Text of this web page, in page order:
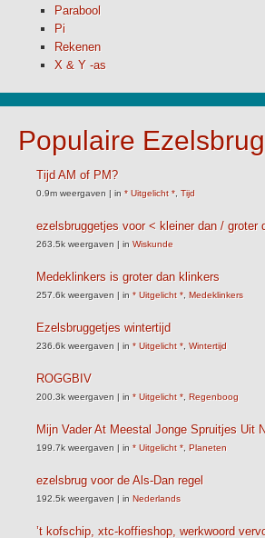
Parabool
Pi
Rekenen
X & Y -as
Populaire
Tijd AM of PM?
0.9m weergaven | in * Uitgelicht * Tijd
ezelsbruggetjes voor < kleiner dan / groter
263.5k weergaven | in Wiskunde
Medeklinkers is groter dan klinkers
257.6k weergaven | in * Uitgelicht * Medeklinkers
Ezelsbruggetjes wintertijd
236.6k weergaven | in * Uitgelicht * Wintertijd
ROGGBIV
200.3k weergaven | in * Uitgelicht * Regenboog
Mijn Vader At Meestal Jonge Spruitjes Uit
199.7k weergaven | in * Uitgelicht * Planeten
ezelsbrug voor de Als-Dan regel
192.5k weergaven | in Nederlands
’t kofschip, xtc-koffieshop, werkwoord